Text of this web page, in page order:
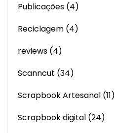
Publicações (4)
Reciclagem (4)
reviews (4)
Scanncut (34)
Scrapbook Artesanal (11)
Scrapbook digital (24)